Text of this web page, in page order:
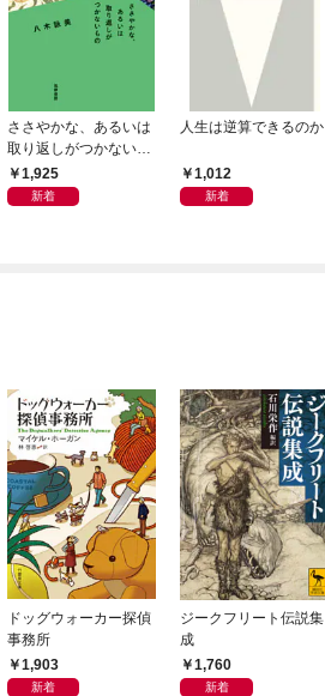
ささやかな、あるいは
取り返しがつかないも
の1,925
新着
人生は逆算できるのか
1,012
新着
ドッグウォーカー探偵
事務所
1,903
新着
ジークフリート伝説集
成
1,760
新着